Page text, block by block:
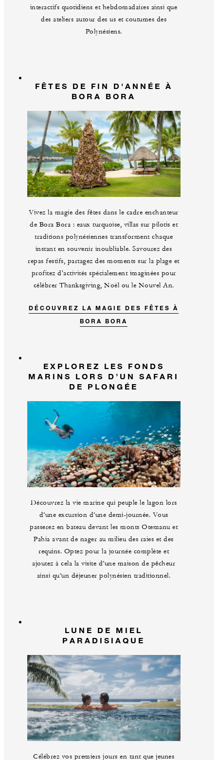
interactifs quotidiens et hebdomadaires ainsi que
des ateliers autour des us et coutumes des
Polynésiens.
FÊTES DE FIN D'ANNÉE À
BORA BORA
Vivez la magie des fêtes dans le cadre enchanteur
de Bora Bora : eaux turquoise, villas sur pilotis et
traditions polynésiennes transforment chaque
instant en souvenir inoubliable. Savourez des
repas festifs, partagez des moments sur la plage et
profitez d'activités spécialement imaginées pour
célébrer Thanksgiving, Noël ou le Nouvel An.
DÉCOUVREZ LA MAGIE DES FÊTES À
BORA BORA
EXPLOREZ LES FONDS
MARINS LORS D’UN SAFARI
DE PLONGÉE
Découvrez la vie marine qui peuple le lagon lors
d’une excursion d’une demi-journée. Vous
passerez en bateau devant les monts Otemanu et
Pahia avant de nager au milieu des raies et des
requins. Optez pour la journée complète et
ajoutez à cela la visite d’une maison de pêcheur
ainsi qu’un déjeuner polynésien traditionnel.
LUNE DE MIEL
PARADISIAQUE
Célébrez vos premiers jours en tant que jeunes